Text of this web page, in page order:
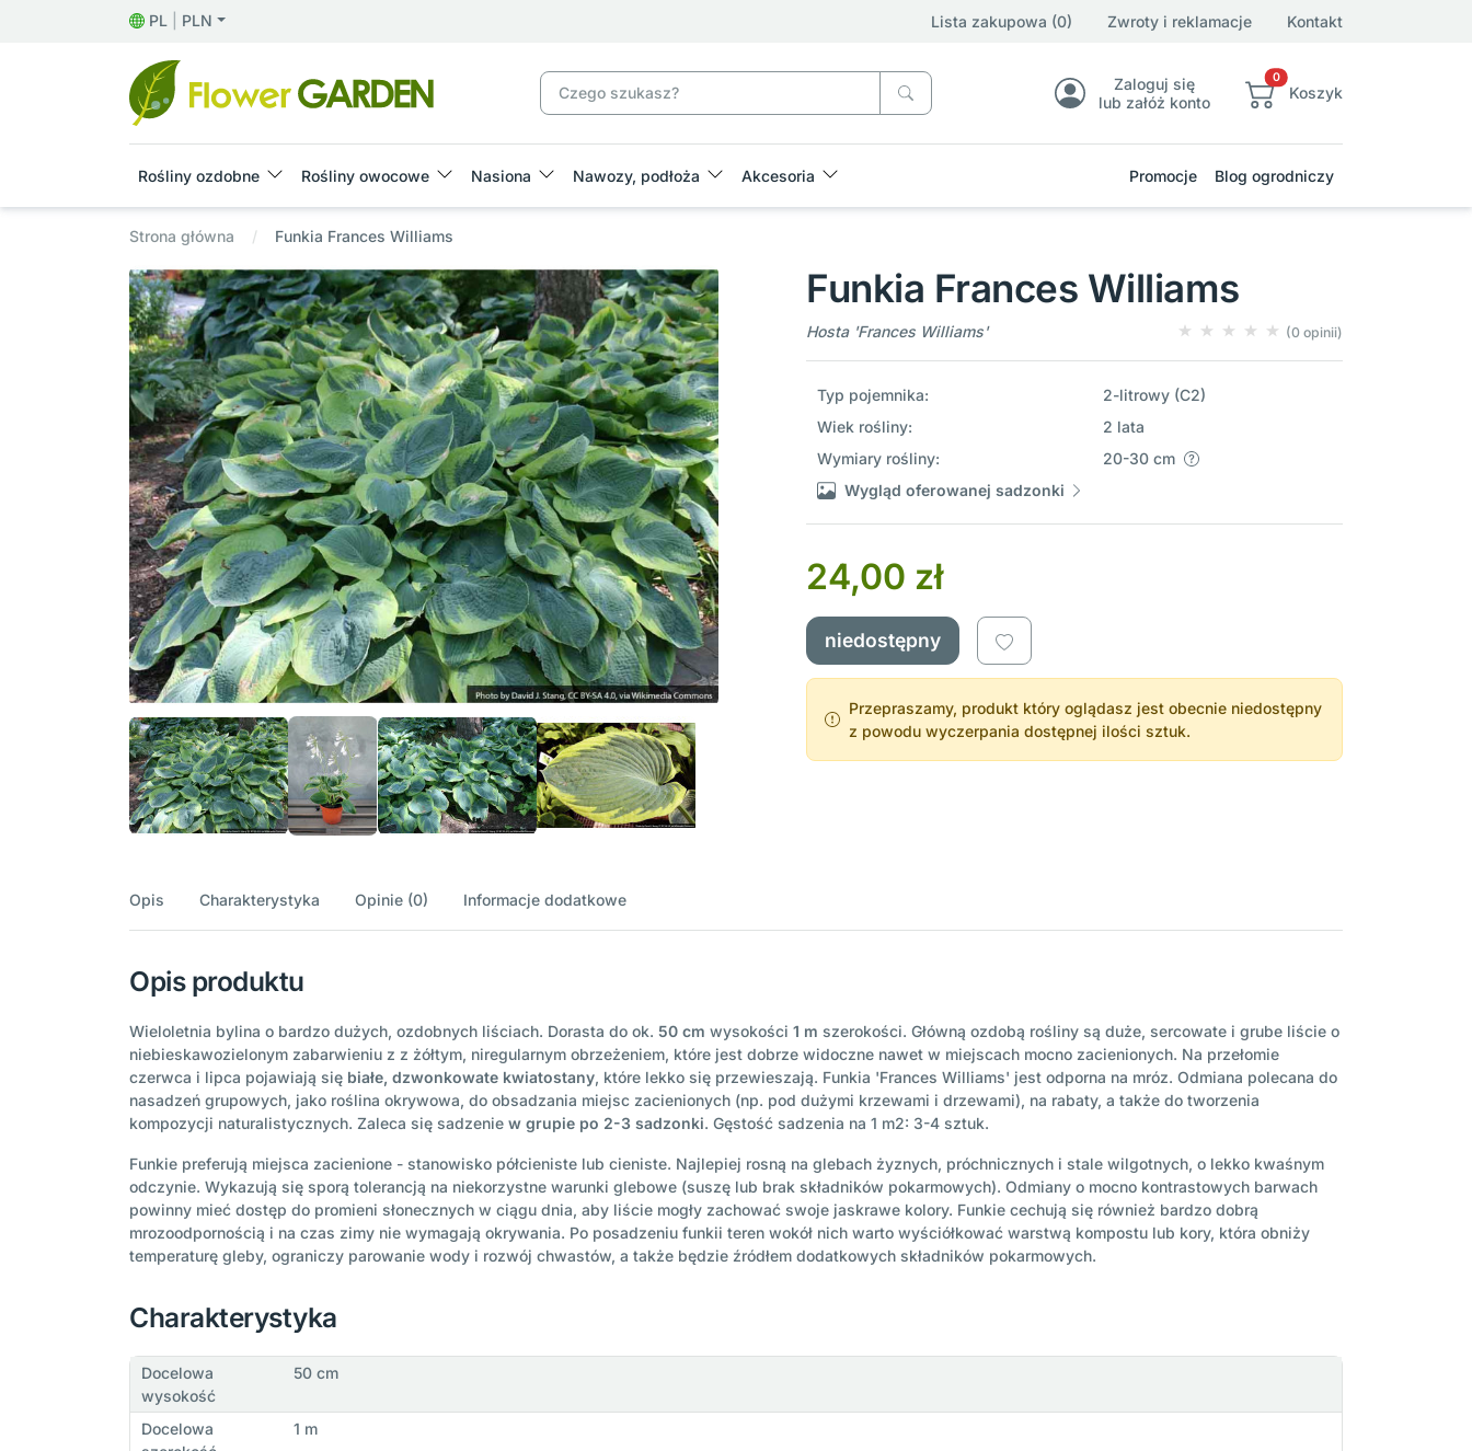
PL PLN Lista zakupowa (0) Zwroty i reklamacje Kontakt
Zaloguj się
lub załóż konto
0
Koszyk
Rośliny ozdobne Rośliny owocowe Nasiona Nawozy, podłoża Akcesoria Promocje Blog ogrodniczy
Strona główna Funkia Frances Williams
Funkia Frances Williams
Hosta 'Frances Williams' (0 opinii)
Typ pojemnika:
2-litrowy (C2)
Wiek rośliny:
2 lata
Wymiary rośliny:
20-30 cm
Wygląd oferowanej sadzonki
24,00 zł
niedostępny
Przepraszamy, produkt który oglądasz jest obecnie niedostępny
z powodu wyczerpania dostępnej ilości sztuk.
Opis Charakterystyka Opinie (0) Informacje dodatkowe
Opis produktu
Wieloletnia bylina o bardzo dużych, ozdobnych liściach. Dorasta do ok. 50 cm wysokości 1 m szerokości. Główną ozdobą rośliny są duże, sercowate i grube liście o
niebieskawozielonym zabarwieniu z z żółtym, niregularnym obrzeżeniem, które jest dobrze widoczne nawet w miejscach mocno zacienionych. Na przełomie
czerwca i lipca pojawiają się białe, dzwonkowate kwiatostany, które lekko się przewieszają. Funkia 'Frances Williams' jest odporna na mróz. Odmiana polecana do
nasadzeń grupowych, jako roślina okrywowa, do obsadzania miejsc zacienionych (np. pod dużymi krzewami i drzewami), na rabaty, a także do tworzenia
kompozycji naturalistycznych. Zaleca się sadzenie w grupie po 2-3 sadzonki. Gęstość sadzenia na 1 m2: 3-4 sztuk.
Funkie preferują miejsca zacienione - stanowisko półcieniste lub cieniste. Najlepiej rosną na glebach żyznych, próchnicznych i stale wilgotnych, o lekko kwaśnym
odczynie. Wykazują się sporą tolerancją na niekorzystne warunki glebowe (suszę lub brak składników pokarmowych). Odmiany o mocno kontrastowych barwach
powinny mieć dostęp do promieni słonecznych w ciągu dnia, aby liście mogły zachować swoje jaskrawe kolory. Funkie cechują się również bardzo dobrą
mrozoodpornością i na czas zimy nie wymagają okrywania. Po posadzeniu funkii teren wokół nich warto wyściółkować warstwą kompostu lub kory, która obniży
temperaturę gleby, ograniczy parowanie wody i rozwój chwastów, a także będzie źródłem dodatkowych składników pokarmowych.
Charakterystyka
Docelowa
wysokość
50 cm
Docelowa
1 m